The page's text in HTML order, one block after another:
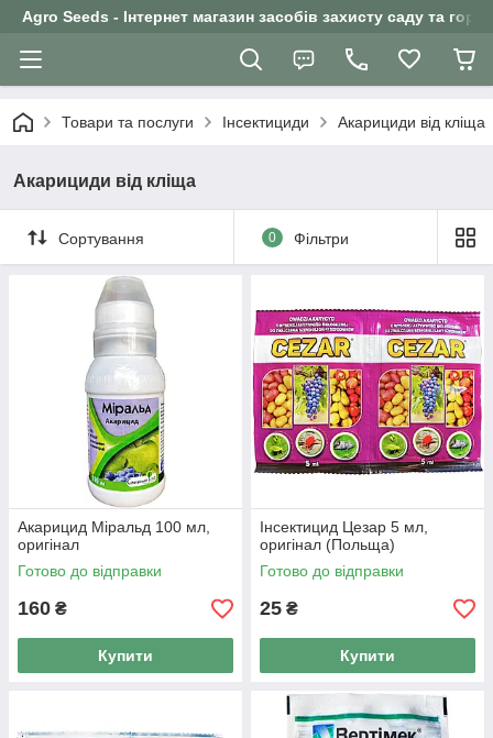
Agro Seeds - Інтернет магазин засобів захисту саду та
Товари та послуги Інсектициди Акарициди від кліща
Акарициди від кліща
Сортування 0 Фільтри
Акарицид Міральд 100 мл,
оригінал
Готово до відправки
160 ₴
Купити
Інсектицид Цезар 5 мл,
оригінал (Польща)
Готово до відправки
25 ₴
Купити